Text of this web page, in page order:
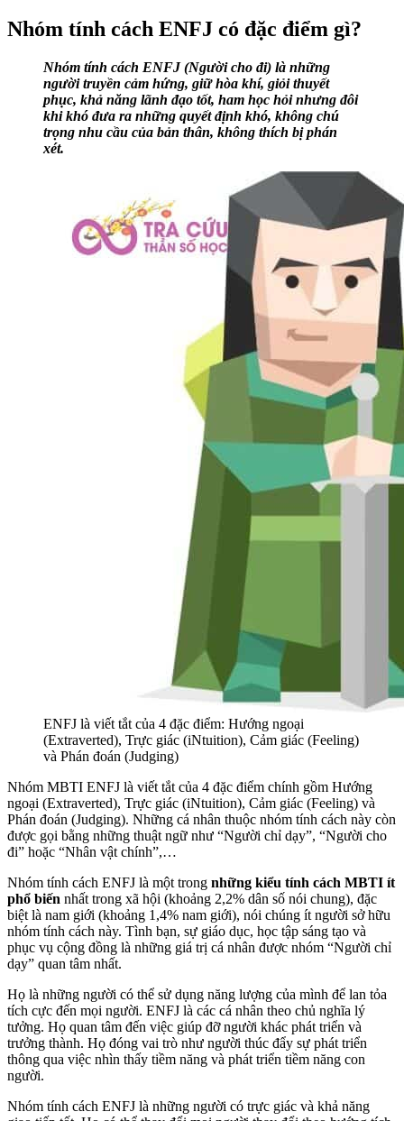
Nhóm tính cách ENFJ có đặc điểm gì?
Nhóm tính cách ENFJ (Người cho đi) là những
người truyền cảm hứng, giữ hòa khí, giỏi thuyết
phục, khả năng lãnh đạo tốt, ham học hỏi nhưng đôi
khi khó đưa ra những quyết định khó, không chú
trọng nhu cầu của bản thân, không thích bị phán
xét.
ENFJ là viết tắt của 4 đặc điểm: Hướng ngoại
(Extraverted), Trực giác (iNtuition), Cảm giác (Feeling)
và Phán đoán (Judging)
Nhóm MBTI ENFJ là viết tắt của 4 đặc điểm chính gồm Hướng
ngoại (Extraverted), Trực giác (iNtuition), Cảm giác (Feeling) và
Phán đoán (Judging). Những cá nhân thuộc nhóm tính cách này còn
được gọi bằng những thuật ngữ như “Người chỉ dạy”, “Người cho
đi” hoặc “Nhân vật chính”,…
Nhóm tính cách ENFJ là một trong những kiểu tính cách MBTI ít
phổ biến nhất trong xã hội (khoảng 2,2% dân số nói chung), đặc
biệt là nam giới (khoảng 1,4% nam giới), nói chúng ít người sở hữu
nhóm tính cách này. Tình bạn, sự giáo dục, học tập sáng tạo và
phục vụ cộng đồng là những giá trị cá nhân được nhóm “Người chỉ
dạy” quan tâm nhất.
Họ là những người có thể sử dụng năng lượng của mình để lan tỏa
tích cực đến mọi người. ENFJ là các cá nhân theo chủ nghĩa lý
tưởng. Họ quan tâm đến việc giúp đỡ người khác phát triển và
trưởng thành. Họ đóng vai trò như người thúc đẩy sự phát triển
thông qua việc nhìn thấy tiềm năng và phát triển tiềm năng con
người.
Nhóm tính cách ENFJ là những người có trực giác và khả năng